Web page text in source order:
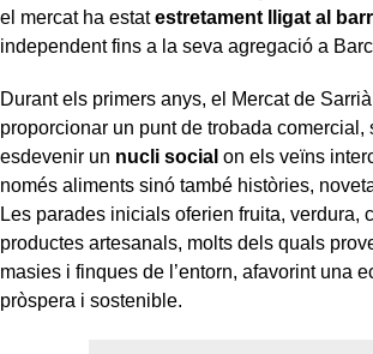
el mercat ha estatestretament lligat al
independent fins a la seva agregació a
Durant els primers anys, el Mercat de
proporcionar un punt de trobada comercial,
esdevenir un nucli social on els veïns
només aliments sinó també històries,
Les parades inicials oferien fruita, verdura,
productes artesanals, molts dels quals
masies i finques de l’entorn, afavorint una
pròspera i sostenible.